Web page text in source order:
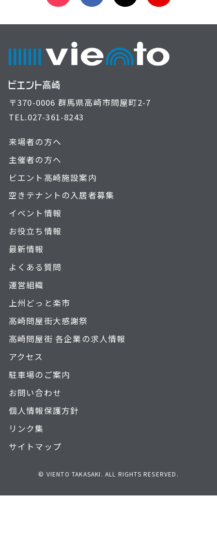
〒370-0006 群馬県高崎市問屋町2-7
TEL.027-361-8243
来場者の方へ
主催者の方へ
ビエント高崎施設案内
空きテナントの入居者募集
イベント情報
お役立ち情報
最新情報
よくある質問
運営組織
上州どっと楽市
高崎問屋街大感謝祭
高崎問屋街 各企業の求人情報
アクセス
駐車場のご案内
お問い合わせ
個人情報保護方針
リンク集
サイトマップ
© VIENTO TAKASAKI. ALL RIGHTS RESERVED.